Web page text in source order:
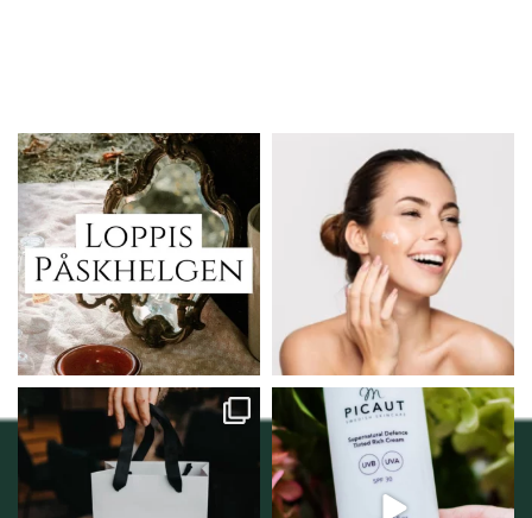
Vi skall ha loppis!
I Vellnez anda;...
6 0
Behandlingserbjudande
februari-mars!
Vi...
0
Vellnez – din
samlingsplats för
personlig handel i
Njut av solens härliga
strålar men skydda dig...